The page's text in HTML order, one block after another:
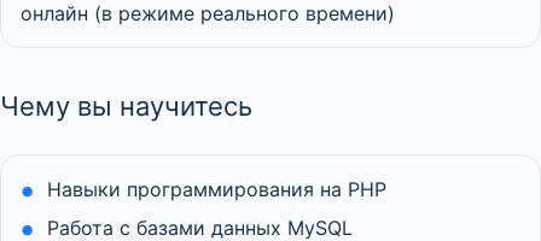
онлайн (в режиме реального времени)
Чему вы научитесь
Навыки программирования на PHP
Работа с базами данных MySQL